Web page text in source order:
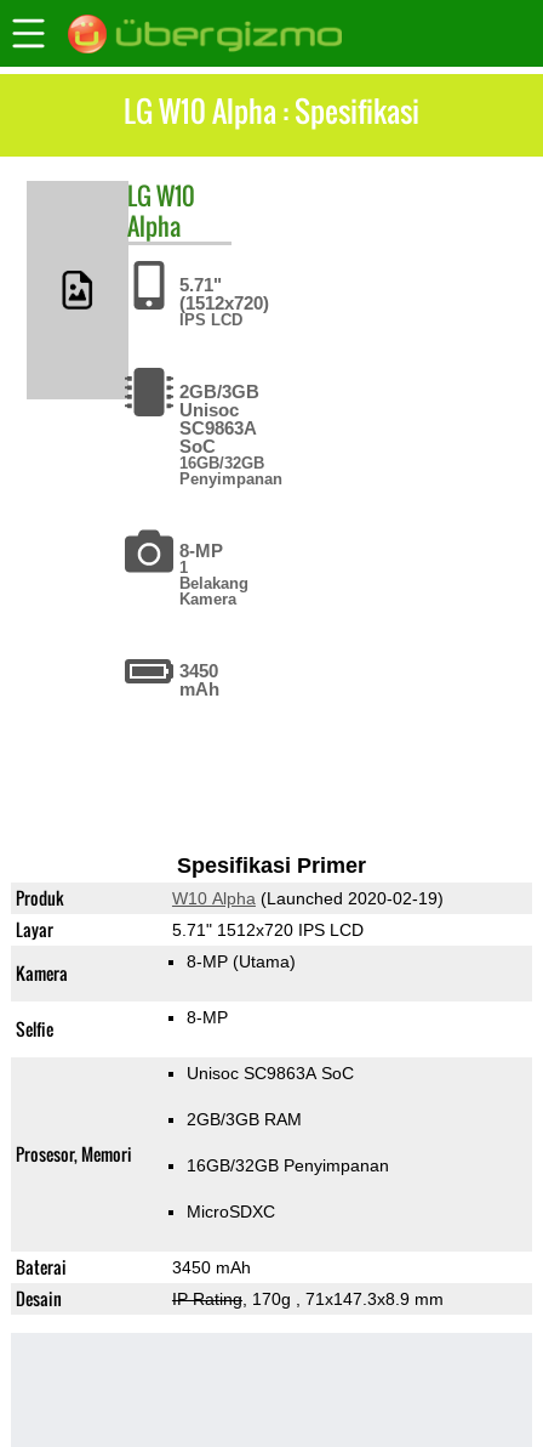
LG W10 Alpha : Spesifikasi
LGW10
Alpha
5.71"
(1512x720)
IPS LCD
2GB/3GB
Unisoc
SC9863A
SoC
16GB/32GB
Penyimpanan
8-MP
1
Belakang
Kamera
3450
mAh
Spesifikasi Primer
Produk W10 Alpha (Launched 2020-02-19)
Layar 5.71" 1512x720 IPS LCD
Kamera 8-MP (Utama)
Selfie 8-MP
Prosesor, Memori
Unisoc SC9863A SoC
2GB/3GB RAM
16GB/32GB Penyimpanan
MicroSDXC
Baterai 3450 mAh
Desain IP Rating, 170g , 71x147.3x8.9 mm